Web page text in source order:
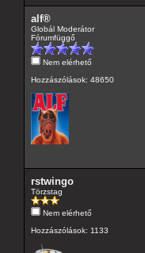
alf®
Globál Moderátor
Fórumfüggő
Nem elérhető
Hozzászólások: 48650
rstwingo
Törzstag
Nem elérhető
Hozzászólások: 1133